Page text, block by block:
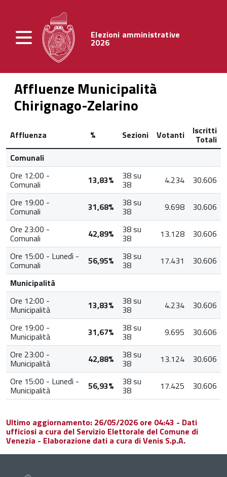
Elezioni amministrative
2026
Affluenze Municipalità
Chirignago-Zelarino
Affluenza % Sezioni Votanti Iscritti
Totali
Comunali
Ore 12:00 -
Comunali 13,83% 38 su
38 4.234
30.606
Ore 19:00 -
Comunali 31,68% 38 su
38 9.698
30.606
Ore 23:00 -
Comunali 42,89% 38 su
38 13.128
30.606
Ore 15:00 - Lunedì -
Comunali 56,95% 38 su
38 17.431
30.606
Municipalità
Ore 12:00 -
Municipalità 13,83% 38 su
38 4.234
30.606
Ore 19:00 -
Municipalità 31,67% 38 su
38 9.695
30.606
Ore 23:00 -
Municipalità 42,88% 38 su
38 13.124
30.606
Ore 15:00 - Lunedì -
Municipalità 56,93% 38 su
38 17.425 30.606
Ultimo aggiornamento: 26/05/2026 ore 04:43 - Dati
ufficiosi a cura del Servizio Elettorale del Comune di
Venezia - Elaborazione dati a cura di Venis S.p.A.